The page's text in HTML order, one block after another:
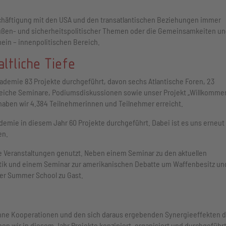
mit den USA und den transatlantischen Beziehungen immer
und sicherheitspolitischer Themen oder die Gemeinsamkeiten
– innenpolitischen Bereich.
Tiefe
83 Projekte durchgeführt, davon sechs Atlantische Foren, 23
Seminare, Podiumsdiskussionen sowie unser Projekt
wir 4.384 Teilnehmerinnen und Teilnehmer erreicht.
in diesem Jahr 60 Projekte durchgeführt. Dabei ist es uns erneut
genutzt. Neben einem Seminar zu den aktuellen
einem Seminar zur amerikanischen Debatte um Waffenbesitz
School zu Gast.
Kooperationen und den sich daraus ergebenden Synergieeffekten